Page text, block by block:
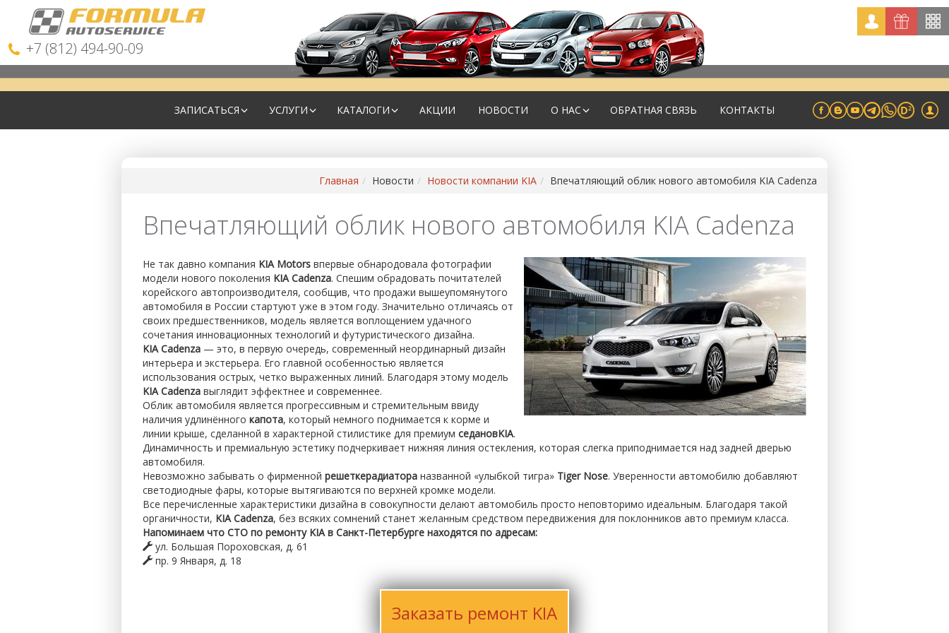
+7 (812) 494-90-09
ЗАПИСАТЬСЯ УСЛУГИ КАТАЛОГИ АКЦИИ НОВОСТИ О НАС ОБРАТНАЯ СВЯЗЬ КОНТАКТЫ
Главная Новости Новости компании KIA Впечатляющий облик нового автомобиля KIA Cadenza
Впечатляющий облик нового автомобиля KIA Cadenza
Не так давно компания KIA Motors впервые обнародовала фотографии
модели нового поколения KIA Cadenza. Спешим обрадовать почитателей
корейского автопроизводителя, сообщив, что продажи вышеупомянутого
автомобиля в России стартуют уже в этом году. Значительно отличаясь от
своих предшественников, модель является воплощением удачного
сочетания инновационных технологий и футуристического дизайна.
KIA Cadenza — это, в первую очередь, современный неординарный дизайн
интерьера и экстерьера. Его главной особенностью является
использования острых, четко выраженных линий. Благодаря этому модель
KIA Cadenza выглядит эффектнее и современнее.
Облик автомобиля является прогрессивным и стремительным ввиду
наличия удлинённого капота, который немного поднимается к корме и
линии крыше, сделанной в характерной стилистике для премиум седановKIA.
Динамичность и премиальную эстетику подчеркивает нижняя линия остекления, которая слегка приподнимается над задней дверью
автомобиля.
Невозможно забывать о фирменной решеткерадиатора названной «улыбкой тигра» Tiger Nose. Уверенности автомобилю добавляют
светодиодные фары, которые вытягиваются по верхней кромке модели.
Все перечисленные характеристики дизайна в совокупности делают автомобиль просто неповторимо идеальным. Благодаря такой
органичности, KIA Cadenza, без всяких сомнений станет желанным средством передвижения для поклонников авто премиум класса.
Напоминаем что СТО по ремонту KIA в Санкт-Петербурге находятся по адресам:
ул. Большая Пороховская, д. 61
пр. 9 Января, д. 18
Заказать ремонт KIA